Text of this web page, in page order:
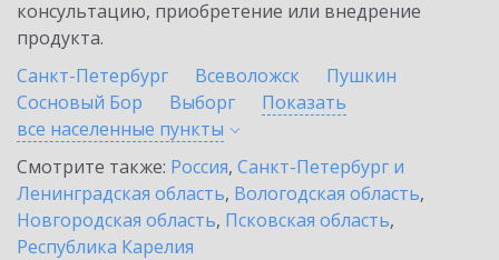
консультацию, приобретение или внедрение
продукта.
Санкт-Петербург
Всеволожск
Пушкин
Сосновый Бор
Выборг
Показать
все населенные пункты
Смотрите также: Россия, Санкт-Петербург и
Ленинградская область, Вологодская область,
Новгородская область, Псковская область,
Республика Карелия